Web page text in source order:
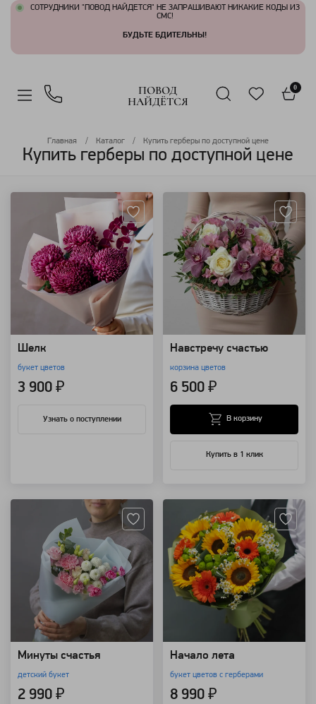
СОТРУДНИКИ "ПОВОД НАЙДЕТСЯ" НЕ ЗАПРАШИВАЮТ НИКАКИЕ КОДЫ ИЗ
СМС!
БУДЬТЕ БДИТЕЛЬНЫ!
ПОВОД
НАЙДЁТСЯ
0
Главная Каталог Купить герберы по доступной цене
Купить герберы по доступной цене
Шелк
букет цветов
3 900 ₽
Узнать о поступлении
Навстречу счастью
корзина цветов
6 500 ₽
Купить в 1 клик
В корзину
Минуты счастья
детский букет
2 990 ₽
Начало лета
букет цветов с герберами
8 990 ₽